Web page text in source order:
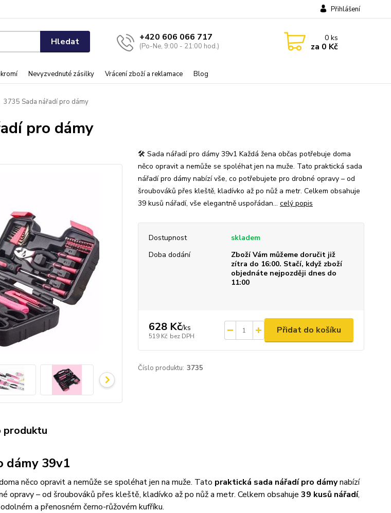
Nevyzvednuté zásilky Vrácení zboží a reklamace Blog
Přihlášení
Hledat +420 606 066 717
(Po-Ne, 9:00 - 21:00 hod.)
0ks
za 0 Kč
3735 Sada nářadí pro dámy
pro dámy
🛠️ Sada nářadí pro dámy 39v1 Každá žena občas potřebuje doma
něco opravit a nemůže se spoléhat jen na muže. Tato praktická sada
nářadí pro dámy nabízí vše, co potřebujete pro drobné opravy – od
šroubováků přes kleště, kladívko až po nůž a metr. Celkem obsahuje
39 kusů nářadí, vše elegantně uspořádan... celý popis
Dostupnost
skladem
Doba dodání
Zboží Vám můžeme doručit již
zítra do 16:00. Stačí, když zboží
objednáte nejpozději dnes do
11:00
628 Kč/ks
519 Kč bez DPH
Přidat do košíku
Číslo produktu: 3735
produktu
dámy 39v1
něco opravit a nemůže se spoléhat jen na muže. Tato praktická sada nářadí pro dámynabízí
opravy – od šroubováků přes kleště, kladívko až po nůž a metr. Celkem obsahuje 39 kusů nářadí,
a přenosném černo-růžovém kufříku.